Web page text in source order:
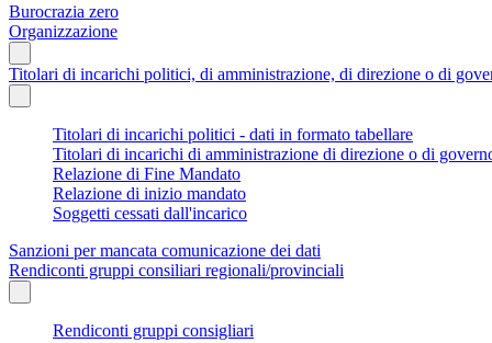
Burocrazia zero
Organizzazione
Titolari di incarichi politici, di amministrazione, di direzione o di
Titolari di incarichi politici - dati in formato tabellare
Titolari di incarichi di amministrazione di direzione o di
Relazione di Fine Mandato
Relazione di inizio mandato
Soggetti cessati dall'incarico
Sanzioni per mancata comunicazione dei dati
Rendiconti gruppi consiliari regionali/provinciali
Rendiconti gruppi consigliari